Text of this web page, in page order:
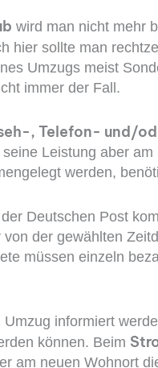
wird man nicht mehr
hier sollte man
Umzugs meist
immer der Fall.
, Telefon- und/
Leistung aber
werden,
Deutschen Post
der gewählten
müssen einzeln
Umzug informiert
können. Beim
am neuen Wohnort